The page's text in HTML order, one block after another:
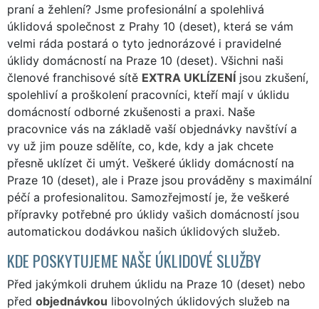
praní a žehlení? Jsme profesionální a spolehlivá
úklidová společnost z Prahy 10 (deset), která se vám
velmi ráda postará o tyto jednorázové i pravidelné
úklidy domácností na Praze 10 (deset). Všichni naši
členové franchisové sítě EXTRA UKLÍZENÍ jsou zkušení,
spolehliví a proškolení pracovníci, kteří mají v úklidu
domácností odborné zkušenosti a praxi. Naše
pracovnice vás na základě vaší objednávky navštíví a
vy už jim pouze sdělíte, co, kde, kdy a jak chcete
přesně uklízet či umýt. Veškeré úklidy domácností na
Praze 10 (deset), ale i Praze jsou prováděny s maximální
péčí a profesionalitou. Samozřejmostí je, že veškeré
přípravky potřebné pro úklidy vašich domácností jsou
automatickou dodávkou našich úklidových služeb.
KDE POSKYTUJEME NAŠE ÚKLIDOVÉ SLUŽBY
Před jakýmkoli druhem úklidu na Praze 10 (deset) nebo
před objednávkou libovolných úklidových služeb na